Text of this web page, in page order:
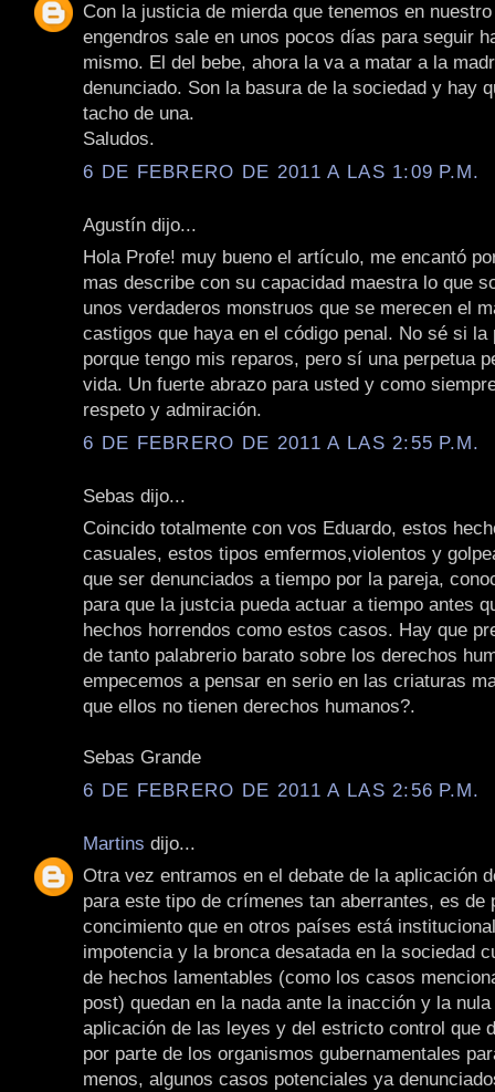
Con la justicia de mierda que tenemos en
engendros sale en unos pocos días para seguir
mismo. El del bebe, ahora la va a matar a la
denunciado. Son la basura de la sociedad y hay
tacho de una.
Saludos.
6 DE FEBRERO DE 2011 A LAS 1:09 P.M.
Agustín dijo...
Hola Profe! muy bueno el artículo, me encantó
mas describe con su capacidad maestra lo que
unos verdaderos monstruos que se merecen el
castigos que haya en el código penal. No sé si la
porque tengo mis reparos, pero sí una perpetua
vida. Un fuerte abrazo para usted y como
respeto y admiración.
6 DE FEBRERO DE 2011 A LAS 2:55 P.M.
Sebas dijo...
Coincido totalmente con vos Eduardo, estos
casuales, estos tipos emfermos,violentos y
que ser denunciados a tiempo por la pareja,
para que la justcia pueda actuar a tiempo antes
hechos horrendos como estos casos. Hay que
de tanto palabrerio barato sobre los derechos
empecemos a pensar en serio en las criaturas
que ellos no tienen derechos humanos?.
Sebas Grande
6 DE FEBRERO DE 2011 A LAS 2:56 P.M.
Martins dijo...
Otra vez entramos en el debate de la aplicación
para este tipo de crímenes tan aberrantes, es de
concimiento que en otros países está
impotencia y la bronca desatada en la sociedad
de hechos lamentables (como los casos
post) quedan en la nada ante la inacción y la
aplicación de las leyes y del estricto control que
por parte de los organismos gubernamentales
menos, algunos casos potenciales ya